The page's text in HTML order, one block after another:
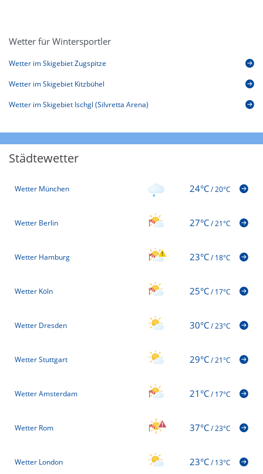
Wetter für Wintersportler
Wetter im Skigebiet Zugspitze
Wetter im Skigebiet Kitzbühel
Wetter im Skigebiet Ischgl (Silvretta Arena)
Städtewetter
Wetter München 24°C/20°C
Wetter Berlin 27°C/21°C
Wetter Hamburg 23°C/18°C
Wetter Köln 25°C/17°C
Wetter Dresden 30°C/23°C
Wetter Stuttgart 29°C/21°C
Wetter Amsterdam 21°C/17°C
Wetter Rom 37°C/23°C
Wetter London 23°C/13°C